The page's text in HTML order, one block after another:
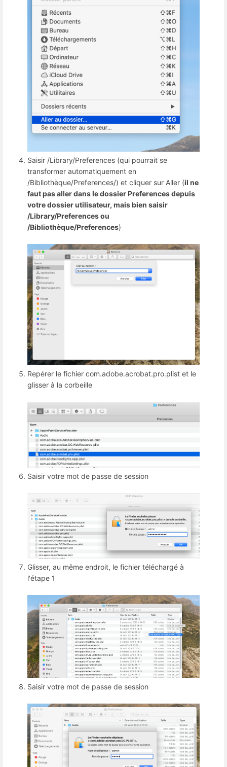
Saisir /Library/Preferences (qui pourrait se
transformer automatiquement en
/Bibliothèque/Preferences/) et cliquer sur Aller (il ne
faut pas aller dans le dossier Preferences depuis
votre dossier utilisateur, mais bien saisir
/Library/Preferences ou
/Bibliothèque/Preferences)
Repérer le fichier com.adobe.acrobat.pro.plist et le
glisser à la corbeille
Saisir votre mot de passe de session
Glisser, au même endroit, le fichier téléchargé à
l'étape 1
Saisir votre mot de passe de session